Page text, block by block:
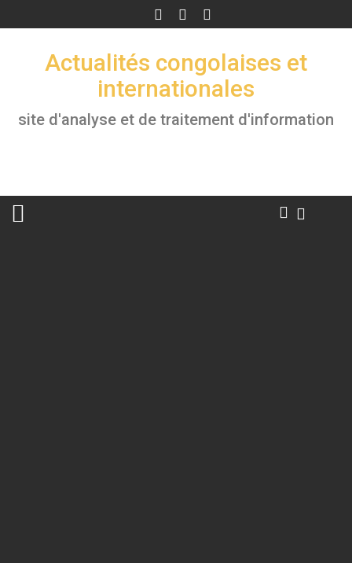
to
Actualités congolaises et
internationales
site d'analyse et de traitement d'information